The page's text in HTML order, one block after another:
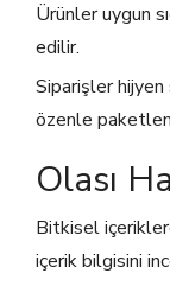
Ürünler uygun
edilir.
Siparişler hijyen
özenle
Olası
Bitkisel
içerik bilgisini